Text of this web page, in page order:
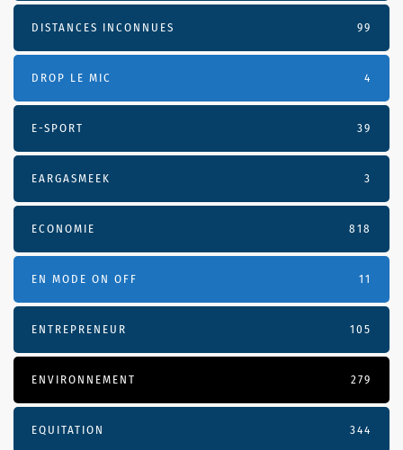
DISTANCES INCONNUES 99
DROP LE MIC 4
E-SPORT 39
EARGASMEEK 3
ECONOMIE 818
EN MODE ON OFF 11
ENTREPRENEUR 105
ENVIRONNEMENT 279
EQUITATION 344